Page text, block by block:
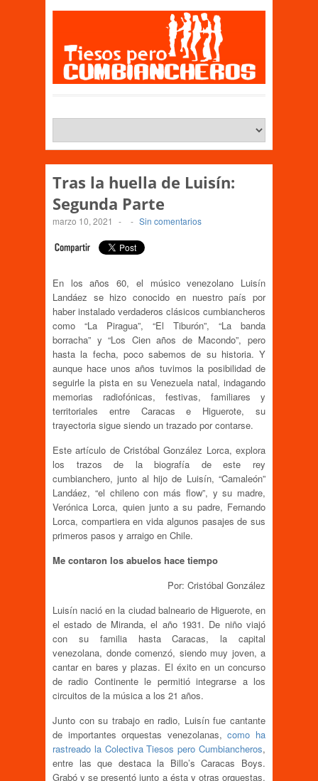
Tras la huella de Luisín:
Segunda Parte
marzo 10, 2021 - - Sin comentarios
En los años 60, el músico venezolano Luisín
Landáez se hizo conocido en nuestro país por
haber instalado verdaderos clásicos cumbiancheros
como “La Piragua”, “El Tiburón”, “La banda
borracha” y “Los Cien años de Macondo”, pero
hasta la fecha, poco sabemos de su historia. Y
aunque hace unos años tuvimos la posibilidad de
seguirle la pista en su Venezuela natal, indagando
memorias radiofónicas, festivas, familiares y
territoriales entre Caracas e Higuerote, su
trayectoria sigue siendo un trazado por contarse.
Este artículo de Cristóbal González Lorca, explora
los trazos de la biografía de este rey
cumbianchero, junto al hijo de Luisín, “Camaleón”
Landáez, “el chileno con más flow”, y su madre,
Verónica Lorca, quien junto a su padre, Fernando
Lorca, compartiera en vida algunos pasajes de sus
primeros pasos y arraigo en Chile.
Me contaron los abuelos hace tiempo
Por: Cristóbal González
Luisín nació en la ciudad balneario de Higuerote, en
el estado de Miranda, el año 1931. De niño viajó
con su familia hasta Caracas, la capital
venezolana, donde comenzó, siendo muy joven, a
cantar en bares y plazas. El éxito en un concurso
de radio Continente le permitió integrarse a los
circuitos de la música a los 21 años.
Junto con su trabajo en radio, Luisín fue cantante
de importantes orquestas venezolanas,como ha
rastreado la Colectiva Tiesos pero Cumbiancheros,
entre las que destaca la Billo’s Caracas Boys.
Grabó y se presentó junto a ésta y otras orquestas,